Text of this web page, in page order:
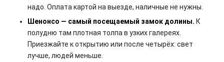
надо. Оплата картой на выезде, наличные не нужны.
Шенонсо — самый посещаемый замок долины. К
полудню там плотная толпа в узких галереях.
Приезжайте к открытию или после четырёх: свет
лучше, людей меньше.